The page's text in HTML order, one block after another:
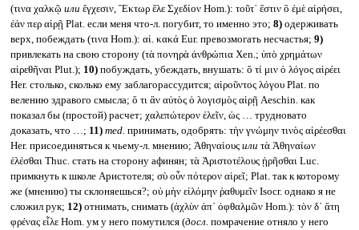
(τινα χαλκῷ или ἔγχεσιν, Ἓκτωρ ἕλε Σχεδίον Hom.): τοῦτ᾽ ἔστιν ὃ ἐμὲ αἱρήσει,
ἐάν περ αἱρῇ Plat. если меня что-л. погубит, то именно это; 8)одерживать
верх, побеждать (τινα Hom.): αἱ. κακά Eur. превозмогать несчастья; 9)
привлекать на свою сторону (τὰ πονηρὰ ἀνθρώπια Xen.; ὑπὸ χρημάτων
αἱρεθῆναι Plut.); 10)побуждать, убеждать, внушать: ὅ τί μιν ὁ λόγος αἱρέει
Her. столько, сколько ему заблагорассудится; αἱροῦντος λόγου Plat. по
велению здравого смысла; ὅ τι ἂν αὐτὸς ὁ λογισμὸς αἱρῇ Aeschin. как
показал бы (простой) расчет; χαλεπώτερον ἑλεῖν, ὡς … трудновато
доказать, что …; 11) med. принимать, одобрять: τὴν γνώμην τινὸς αἱρέεσθαι
Her. присоединяться к чьему-л. мнению; Ἀθηναίους или τὰ Ἀθηναίων
ἑλέσθαι Thuc. стать на сторону афинян; τὰ Ἀριστοτέλους ᾑρῆσθαι Luc.
примкнуть к школе Аристотеля; σὺ οὖν πότερον αἱρεῖ; Plat. так к которому
же (мнению) ты склоняешься?; οὐ μὴν εἱλόμην ῥαθυμεῖν Isocr. однако я не
сложил рук; 12)отнимать, снимать (ἀχλὺν ἀπ᾽ ὀφθαλμῶν Hom.): τὸν δ᾽ ἄτη
φρένας εἷλε Hom. ум у него помутился (досл. помрачение отняло у него